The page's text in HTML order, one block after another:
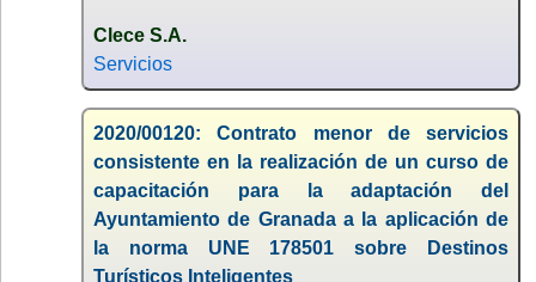
Clece S.A.
Servicios
2020/00120: Contrato menor de servicios
consistente en la realización de un curso de
capacitación para la adaptación del
Ayuntamiento de Granada a la aplicación de
la norma UNE 178501 sobre Destinos
Turísticos Inteligentes